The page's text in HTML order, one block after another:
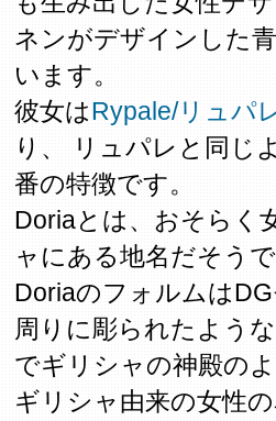
ネンがデザインした
います。
彼女はRypale/リュパ
り、 リュパレと同じ
番の特徴です。
Doriaとは、おそらく
ャにある地名だそう
Doriaのフォルムは
周りに彫られたよう
でギリシャの神殿の
ギリシャ由来の女性